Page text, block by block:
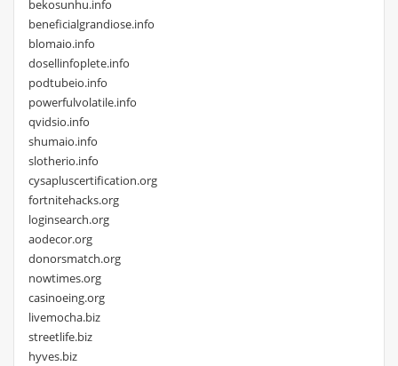
bekosunhu.info
beneficialgrandiose.info
blomaio.info
dosellinfoplete.info
podtubeio.info
powerfulvolatile.info
qvidsio.info
shumaio.info
slotherio.info
cysapluscertification.org
fortnitehacks.org
loginsearch.org
aodecor.org
donorsmatch.org
nowtimes.org
casinoeing.org
livemocha.biz
streetlife.biz
hyves.biz